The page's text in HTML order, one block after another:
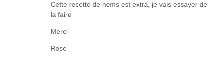
Cette recette de nems est extra, je vais essayer de
la faire
Merci
Rose